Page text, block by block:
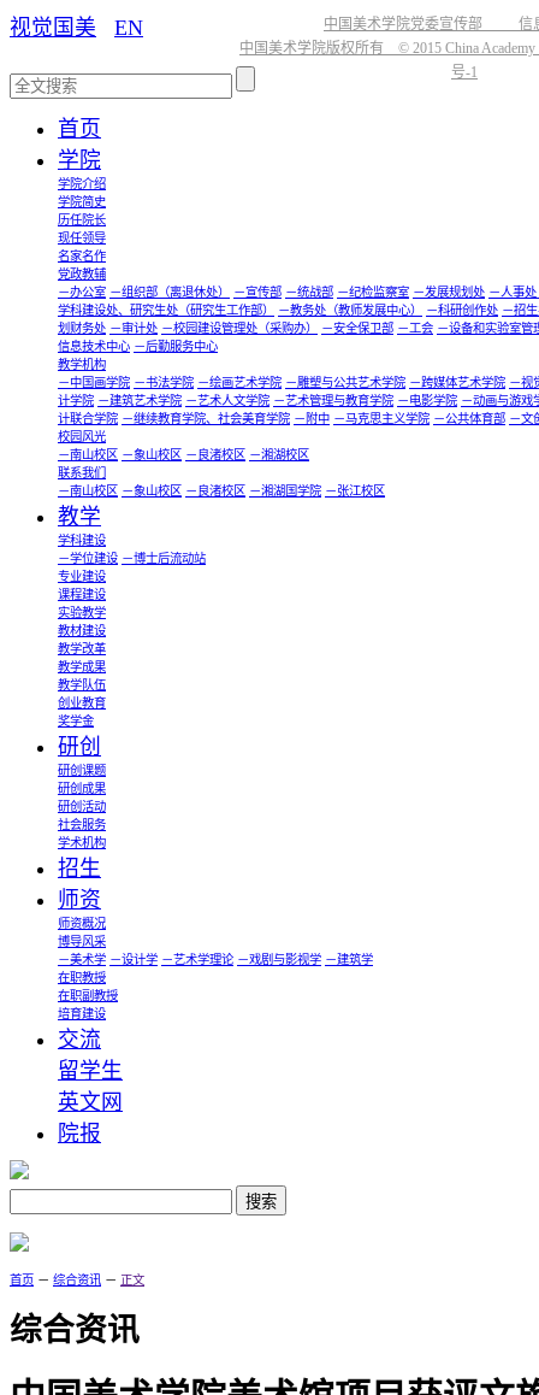
视觉国美 EN
首页
学院
学院介绍
学院简史
历任院长
现任领导
名家名作
党政教辅
－办公室 －组织部（离退休处） －宣传部 －统战部 －纪检监察室 －发展规划处 －人事
学科建设处、研究生处（研究生工作部）
－教务处（教师发展中心） －科研创作处 －招
划财务处 －审计处 －校园建设管理处（采购办） －安全保卫部 －工会 －设备和实验室管
信息技术中心 －后勤服务中心
教学机构
－中国画学院 －书法学院 －绘画艺术学院 －雕塑与公共艺术学院 －跨媒体艺术学院 －视
计学院 －建筑艺术学院 －艺术人文学院 －艺术管理与教育学院 －电影学院 －动画与游戏
计联合学院 －继续教育学院、社会美育学院 －附中 －马克思主义学院 －公共体育部 －文
校园风光
－南山校区 －象山校区 －良渚校区 －湘湖校区
联系我们
－南山校区 －象山校区 －良渚校区 －湘湖国学院 －张江校区
教学
学科建设
－学位建设 －博士后流动站
专业建设
课程建设
实验教学
教材建设
教学改革
教学成果
教学队伍
创业教育
奖学金
研创
研创课题
研创成果
研创活动
社会服务
学术机构
招生
师资
师资概况
博导风采
－美术学 －设计学 －艺术学理论 －戏剧与影视学 －建筑学
在职教授
在职副教授
培育建设
交流
留学生
英文网
院报
首页 － 综合资讯 － 正文
综合资讯
中国美术学院党委宣传部 信
中国美术学院版权所有 © 2015 China
号-1